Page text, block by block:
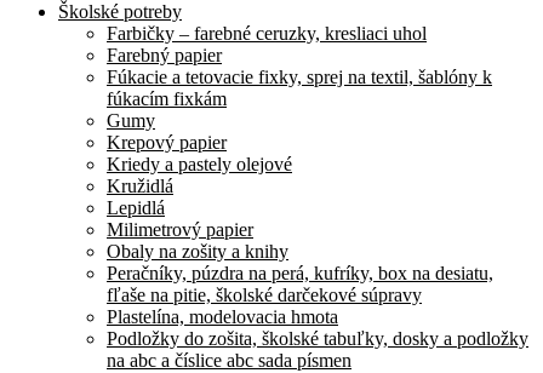
Školské potreby
Farbičky – farebné ceruzky, kresliaci uhol
Farebný papier
Fúkacie a tetovacie fixky, sprej na textil, šablóny k
fúkacím fixkám
Gumy
Krepový papier
Kriedy a pastely olejové
Kružidlá
Lepidlá
Milimetrový papier
Obaly na zošity a knihy
Peračníky, púzdra na perá, kufríky, box na desiatu,
fľaše na pitie, školské darčekové súpravy
Plastelína, modelovacia hmota
Podložky do zošita, školské tabuľky, dosky a podložky
na abc a číslice abc sada písmen